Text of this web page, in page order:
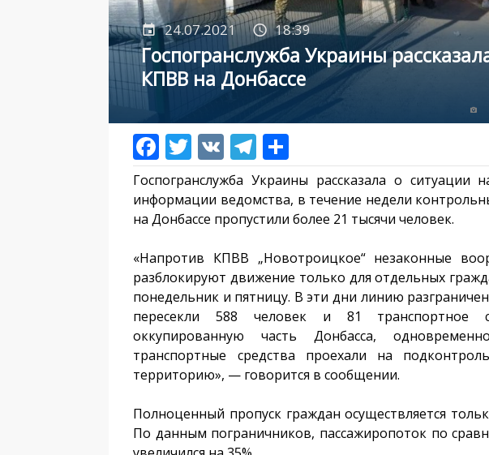
24.07.2021 18:39
Госпогранслужба Украины
КПВВ на Донбассе
Госпогранслужба Украины рассказала о
информации ведомства, в течение недели
на Донбассе пропустили более 21 тысячи человек.
«Напротив КПВВ „Новотроицкое“ незаконные
разблокируют движение только для отдельных
понедельник и пятницу. В эти дни линию
пересекли 588 человек и 81 транспортное
оккупированную часть Донбасса,
транспортные средства проехали на
территорию», — говорится в сообщении.
Полноценный пропуск граждан осуществляется
По данным пограничников, пассажиропоток по